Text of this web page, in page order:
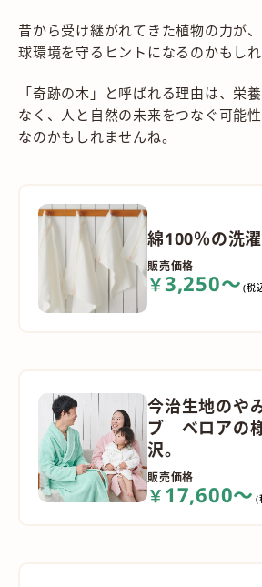
昔から受け継がれてきた植物の力が
球環境を守るヒントになるのかもしれ
「奇跡の木」と呼ばれる理由は、栄
なく、人と自然の未来をつなぐ可能
なのかもしれませんね。
綿100％の洗
販売価格
￥3,250～ (税
今治生地のや
ブ ベロアの
沢。
販売価格
￥ 17,600～ (